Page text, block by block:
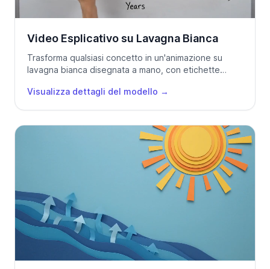
Video Esplicativo su Lavagna Bianca
Trasforma qualsiasi concetto in un'animazione su
lavagna bianca disegnata a mano, con etichette
Visualizza dettagli del modello →